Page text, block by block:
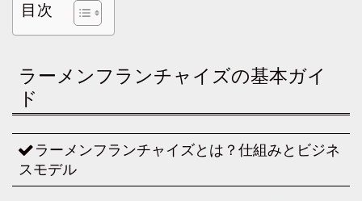
目次
ラーメンフランチャイズの基本ガイ
ド
ラーメンフランチャイズとは？仕組みとビジネ
スモデル